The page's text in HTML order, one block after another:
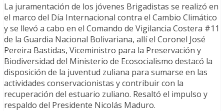
La juramentación de los jóvenes Brigadistas se realizó en
el marco del Día Internacional contra el Cambio Climático
y se llevó a cabo en el Comando de Vigilancia Costera #11
de la Guardia Nacional Bolivariana, allí el Coronel José
Pereira Bastidas, Viceministro para la Preservación y
Biodiversidad del Ministerio de Ecosocialismo destacó la
disposición de la juventud zuliana para sumarse en las
actividades conservacionistas y contribuir con la
recuperación del estuario zuliano. Resaltó el impulso y
respaldo del Presidente Nicolás Maduro.